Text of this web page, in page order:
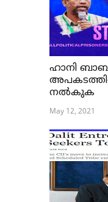
ഹാനി
നൽകുക
May 12, 2021